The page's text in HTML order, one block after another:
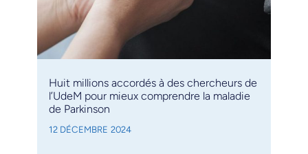
Huit millions accordés à des chercheurs de
l’UdeM pour mieux comprendre la maladie
de Parkinson
12 DÉCEMBRE 2024